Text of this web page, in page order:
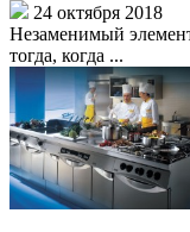
24 октября 2018
Незаменимый
тогда, когда ...